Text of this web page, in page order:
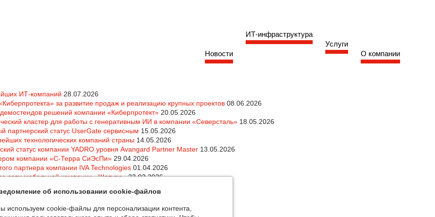
Новости
ИТ-инфраструктура
Услуги
О компании
ИТ-компаний 28.07.2026
за развитие продаж и реализацию крупных проектов 08.06.2026
решений компании «Киберпротект» 20.05.2026
кластер для работы с генеративным ИИ в компании «Северсталь» 18.05.2026
партнерский статус UserGate сервисным 15.05.2026
технологических компаний страны 14.05.2026
статус компании YADRO уровня Avangard Partner Master 13.05.2026
компании «С-Терра СиЭсПи» 29.04.2026
партнера компании IVA Technologies 01.04.2026
сети мебельной компании «Шатура»23.03.2026
об использовании cookie-файлов
используем cookie-файлы для персонализации контента,